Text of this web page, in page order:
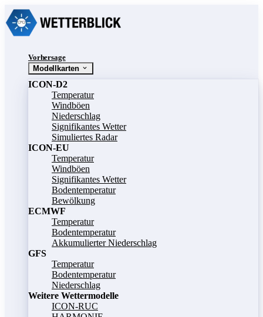
Vorhersage
Modellkarten
ICON-D2
Temperatur
Windböen
Niederschlag
Signifikantes Wetter
Simuliertes Radar
ICON-EU
Temperatur
Windböen
Signifikantes Wetter
Bodentemperatur
Bewölkung
ECMWF
Temperatur
Bodentemperatur
Akkumulierter Niederschlag
GFS
Temperatur
Bodentemperatur
Niederschlag
Weitere Wettermodelle
ICON-RUC